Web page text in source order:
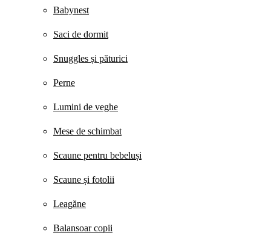
Babynest
Saci de dormit
Snuggles și păturici
Perne
Lumini de veghe
Mese de schimbat
Scaune pentru bebeluși
Scaune și fotolii
Leagăne
Balansoar copii